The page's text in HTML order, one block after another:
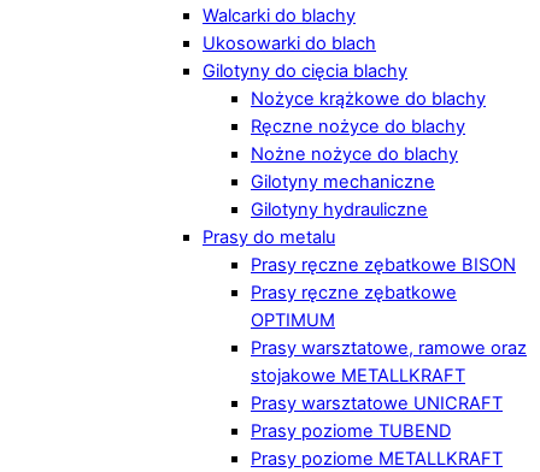
Walcarki do blachy
Ukosowarki do blach
Gilotyny do cięcia blachy
Nożyce krążkowe do blachy
Ręczne nożyce do blachy
Nożne nożyce do blachy
Gilotyny mechaniczne
Gilotyny hydrauliczne
Prasy do metalu
Prasy ręczne zębatkowe BISON
Prasy ręczne zębatkowe
OPTIMUM
Prasy warsztatowe, ramowe oraz
stojakowe METALLKRAFT
Prasy warsztatowe UNICRAFT
Prasy poziome TUBEND
Prasy poziome METALLKRAFT